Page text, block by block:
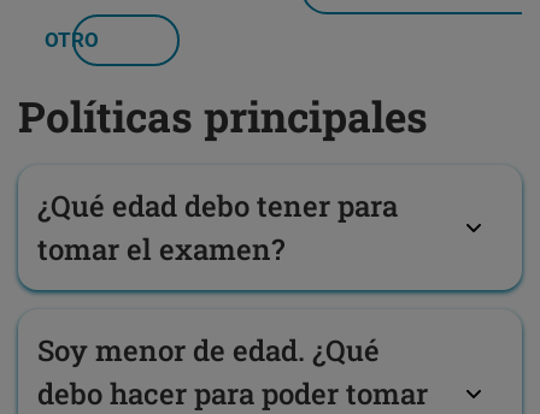
OTRO
Políticas principales
¿Qué edad debo tener para
tomar el examen?
Soy menor de edad. ¿Qué
debo hacer para poder tomar